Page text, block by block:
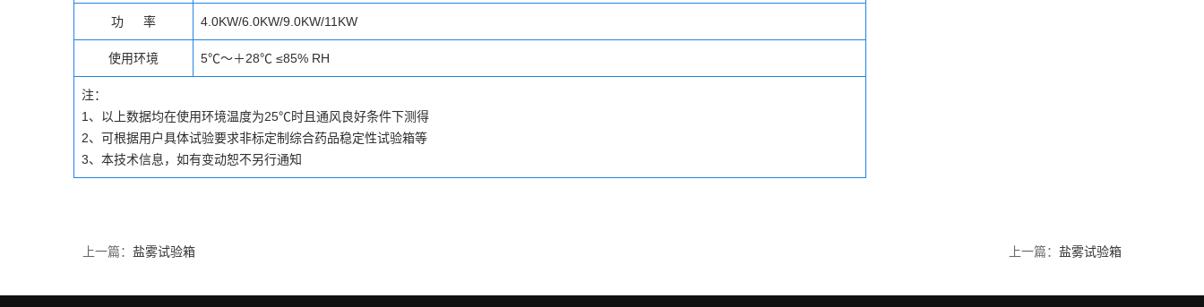
功 率 4.0KW/6.0KW/9.0KW/11KW
使用环境 5℃～＋28℃ ≤85% RH
注：
1、以上数据均在使用环境温度为25℃时且通风良好条件下测得
2、可根据用户具体试验要求非标定制综合药品稳定性试验箱等
3、本技术信息，如有变动恕不另行通知
上一篇： 盐雾试验箱 上一篇： 盐雾试验箱